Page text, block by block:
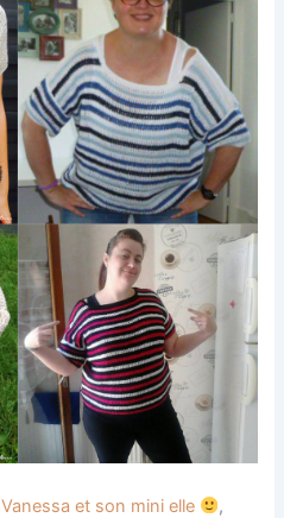
Vanessa et son mini elle
,